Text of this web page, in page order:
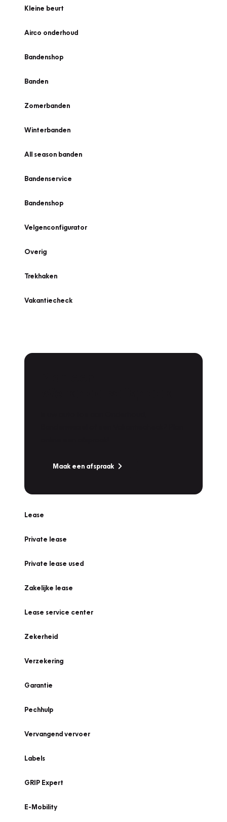
Kleine beurt
Airco onderhoud
Bandenshop
Banden
Zomerbanden
Winterbanden
All season banden
Bandenservice
Bandenshop
Velgenconfigurator
Overig
Trekhaken
Vakantiecheck
Maak een afspraak
Lease
Private lease
Private lease used
Zakelijke lease
Lease service center
Zekerheid
Verzekering
Garantie
Pechhulp
Vervangend vervoer
Labels
GRIP Expert
E-Mobility